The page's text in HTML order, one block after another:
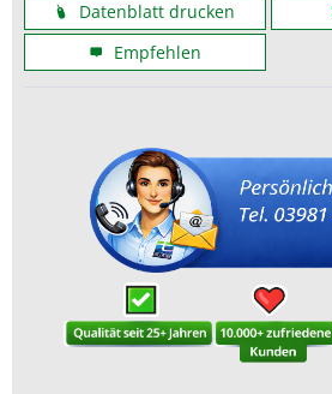
Datenblatt drucken
Empfehlen